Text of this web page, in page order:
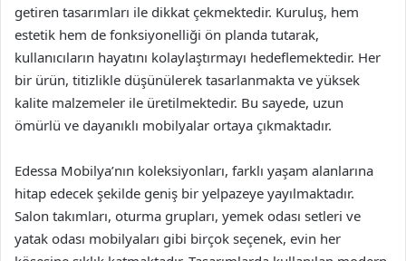
getiren tasarımları ile dikkat çekmektedir. Kuruluş, hem
estetik hem de fonksiyonelliği ön planda tutarak,
kullanıcıların hayatını kolaylaştırmayı hedeflemektedir. Her
bir ürün, titizlikle düşünülerek tasarlanmakta ve yüksek
kalite malzemeler ile üretilmektedir. Bu sayede, uzun
ömürlü ve dayanıklı mobilyalar ortaya çıkmaktadır.
Edessa Mobilya’nın koleksiyonları, farklı yaşam alanlarına
hitap edecek şekilde geniş bir yelpazeye yayılmaktadır.
Salon takımları, oturma grupları, yemek odası setleri ve
yatak odası mobilyaları gibi birçok seçenek, evin her